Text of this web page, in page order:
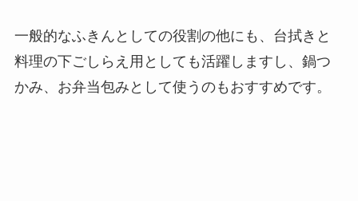
一般的なふきんとしての役割の他にも、台拭きと
料理の下ごしらえ用としても活躍しますし、鍋つ
かみ、お弁当包みとして使うのもおすすめです。